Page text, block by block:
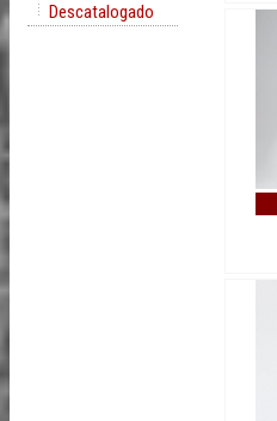
Descatalogado